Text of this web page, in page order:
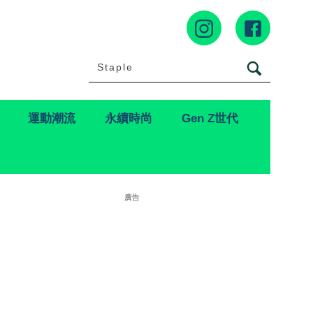
運動潮流 永續時尚 Gen Z世代
廣告